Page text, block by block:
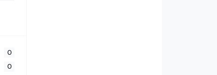
0
0